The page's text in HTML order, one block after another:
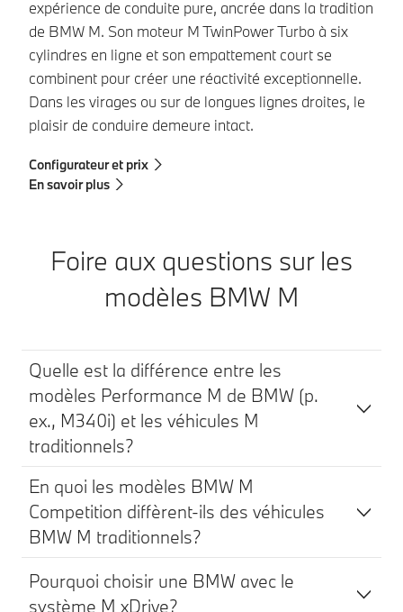
expérience de conduite pure, ancrée dans la tradition
de BMW M. Son moteur M TwinPower Turbo à six
cylindres en ligne et son empattement court se
combinent pour créer une réactivité exceptionnelle.
Dans les virages ou sur de longues lignes droites, le
plaisir de conduire demeure intact.
Configurateur et prix
En savoir plus
Foire aux questions sur les
modèles BMW M
Quelle est la différence entre les
modèles Performance M de BMW (p.
ex., M340i) et les véhicules M
traditionnels?
En quoi les modèles BMW M
Competition diffèrent-ils des véhicules
BMW M traditionnels?
Pourquoi choisir une BMW avec le
système M xDrive?